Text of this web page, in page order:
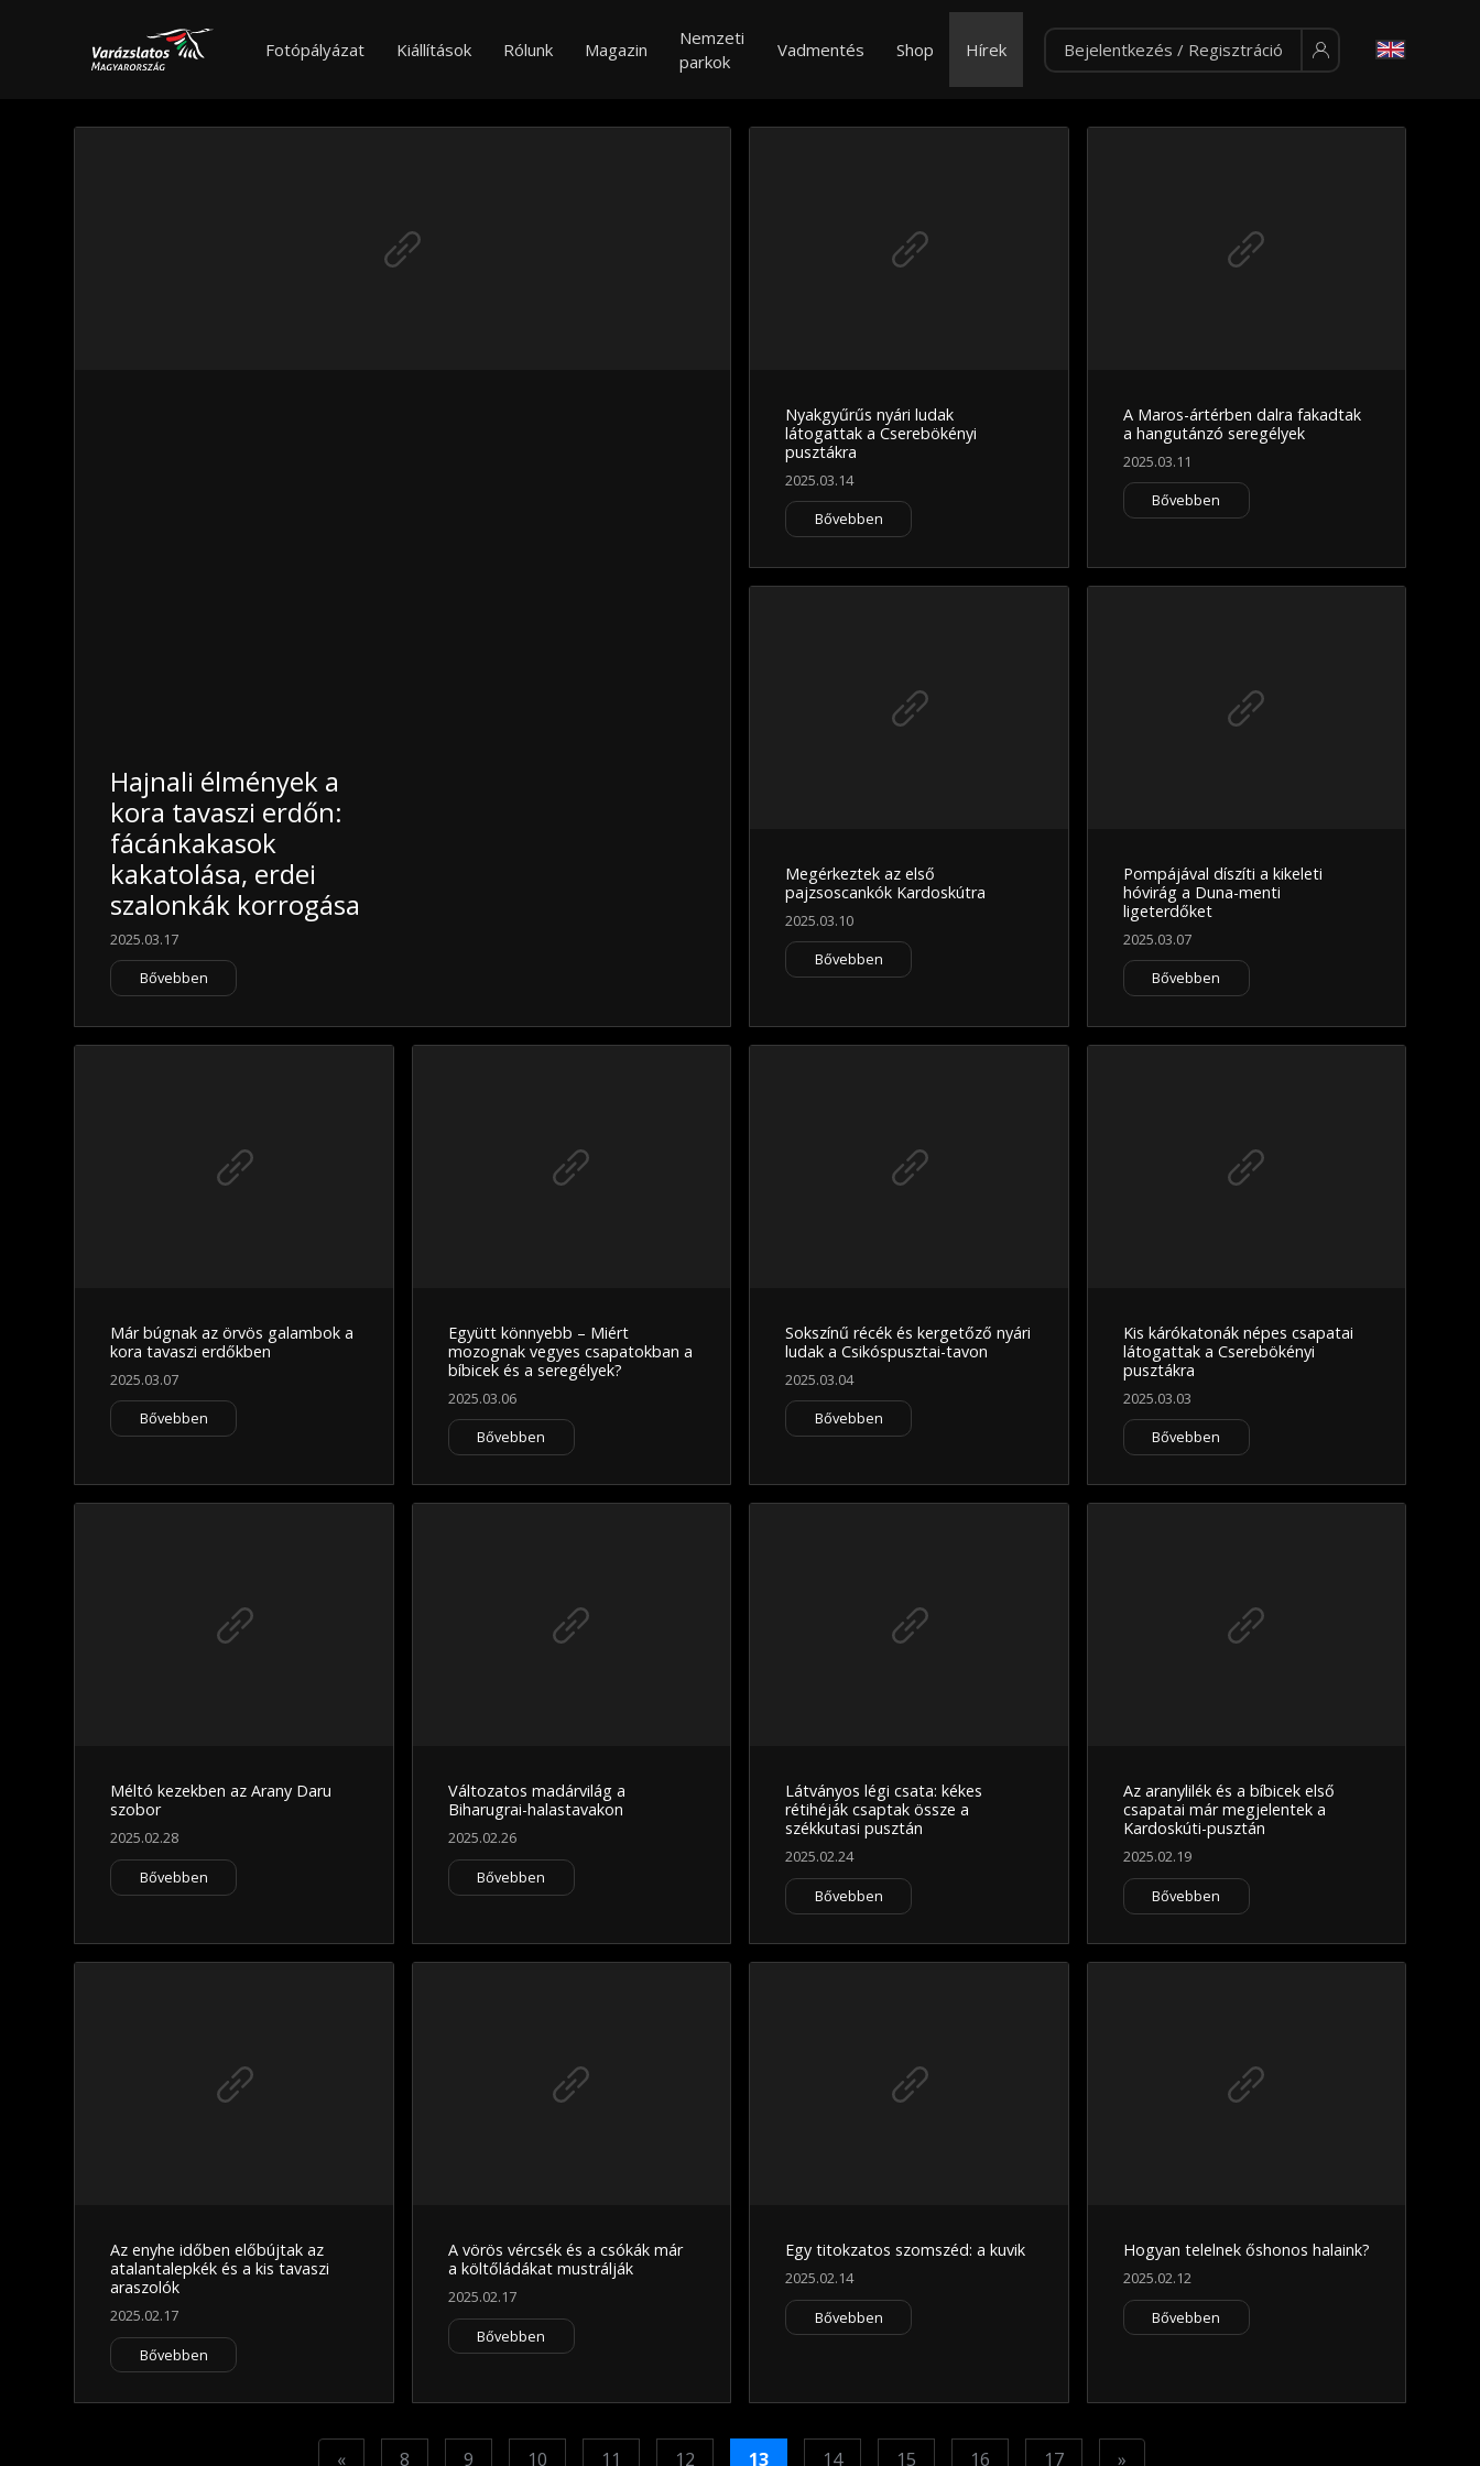
Fotópályázat Kiállítások Rólunk Magazin
Nemzeti
parkok
Vadmentés Shop Hírek Bejelentkezés / Regisztráció
Hajnali élmények a
kora tavaszi erdőn:
fácánkakasok
kakatolása, erdei
szalonkák korrogása
2025.03.17
Bővebben
Nyakgyűrűs nyári ludak
látogattak a Cserebökényi
pusztákra
2025.03.14
Bővebben
A Maros-ártérben dalra fakadtak
a hangutánzó seregélyek
2025.03.11
Bővebben
Megérkeztek az első
pajzsoscankók Kardoskútra
2025.03.10
Bővebben
Pompájával díszíti a kikeleti
hóvirág a Duna-menti
ligeterdőket
2025.03.07
Bővebben
Már búgnak az örvös galambok a
kora tavaszi erdőkben
2025.03.07
Bővebben
Együtt könnyebb – Miért
mozognak vegyes csapatokban a
bíbicek és a seregélyek?
2025.03.06
Bővebben
Sokszínű récék és kergetőző nyári
ludak a Csikóspusztai-tavon
2025.03.04
Bővebben
Kis kárókatonák népes csapatai
látogattak a Cserebökényi
pusztákra
2025.03.03
Bővebben
Méltó kezekben az Arany Daru
szobor
2025.02.28
Bővebben
Változatos madárvilág a
Biharugrai-halastavakon
2025.02.26
Bővebben
Látványos légi csata: kékes
rétihéják csaptak össze a
székkutasi pusztán
2025.02.24
Bővebben
Az aranylilék és a bíbicek első
csapatai már megjelentek a
Kardoskúti-pusztán
2025.02.19
Bővebben
Az enyhe időben előbújtak az
atalantalepkék és a kis tavaszi
araszolók
2025.02.17
Bővebben
A vörös vércsék és a csókák már
a költőládákat mustrálják
2025.02.17
Bővebben
Egy titokzatos szomszéd: a kuvik
2025.02.14
Bővebben
Hogyan telelnek őshonos halaink?
2025.02.12
Bővebben
«Previous
8 9 10 11 12 13 14 15 16 17 »Next